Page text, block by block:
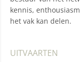
kennis,
het vak kan delen.
UITVAARTEN